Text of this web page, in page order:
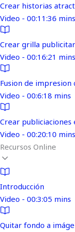
Crear historias
Video - 00:11:36 mins
Crear grilla
Video - 00:16:21 mins
Fusion de impresion
Video - 00:6:18 mins
Crear publiciaciones
Video - 00:20:10 mins
Recursos Online
Introducción
Video - 00:3:05 mins
Quitar fondo a